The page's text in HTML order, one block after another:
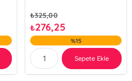
₺325,00
₺276,25
%15
Sepete Ekle